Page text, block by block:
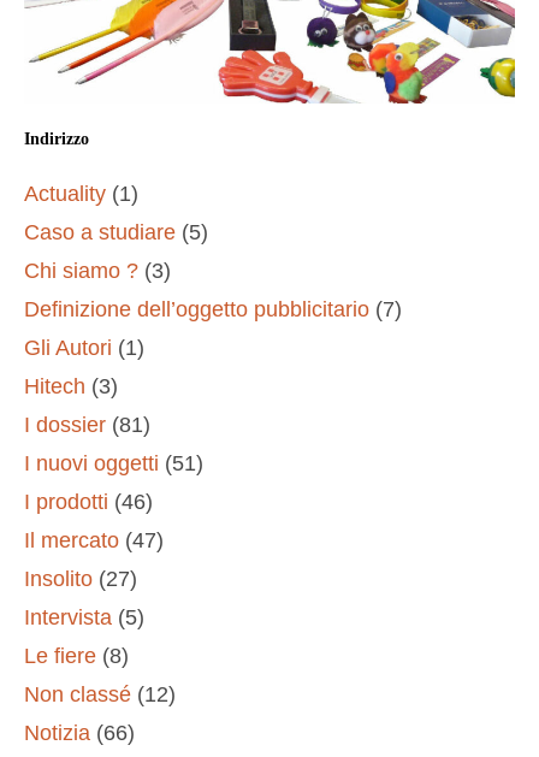
Indirizzo
Actuality (1)
Caso a studiare (5)
Chi siamo ? (3)
Definizione dell’oggetto pubblicitario (7)
Gli Autori (1)
Hitech (3)
I dossier (81)
I nuovi oggetti (51)
I prodotti (46)
Il mercato (47)
Insolito (27)
Intervista (5)
Le fiere (8)
Non classé (12)
Notizia (66)